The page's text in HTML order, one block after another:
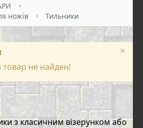
ножів
Тильники
×
не найден!
з класичним візерунком або